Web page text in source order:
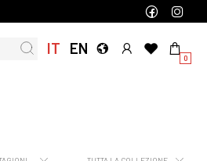
IT EN
0